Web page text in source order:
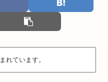
れています。